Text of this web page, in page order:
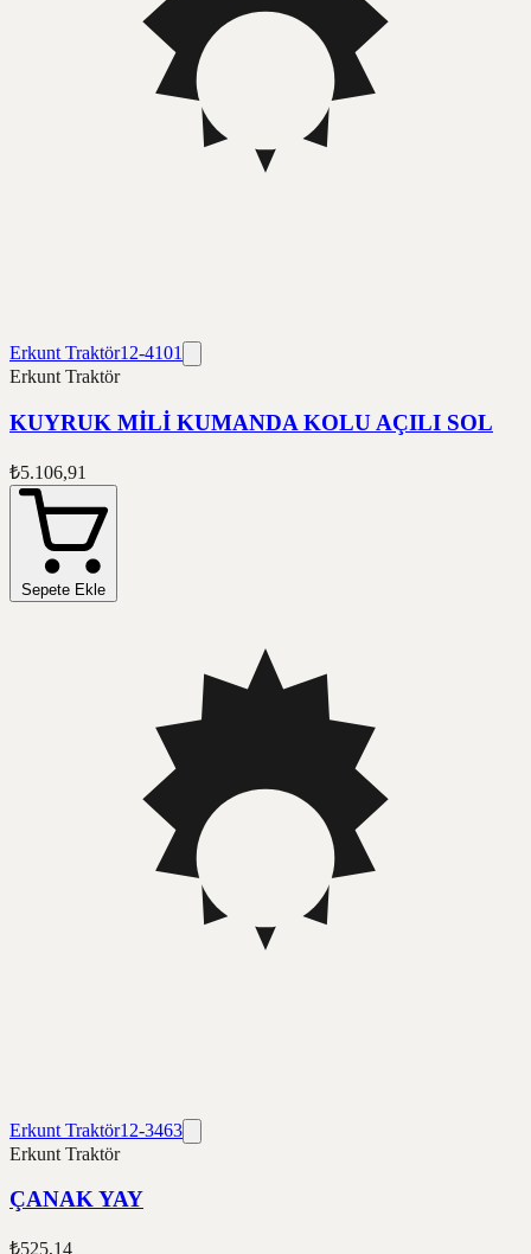
Erkunt Traktör12-4101
Erkunt Traktör
KUYRUK MİLİ KUMANDA KOLU AÇILI SOL
₺5.106,91
Sepete Ekle
Erkunt Traktör12-3463
Erkunt Traktör
ÇANAK YAY
₺525,14